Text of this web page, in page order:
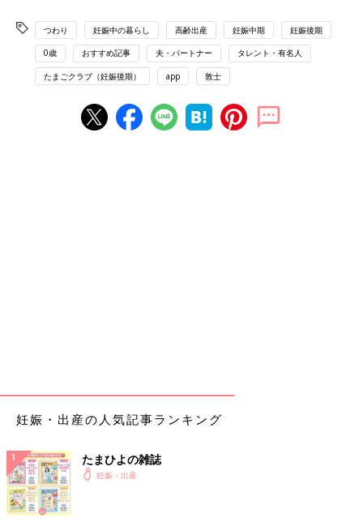
つわり 妊娠中の暮らし 高齢出産 妊娠中期 妊娠後期
0歳 おすすめ記事 夫・パートナー タレント・有名人
たまごクラブ（妊娠後期） app 敦士
妊娠・出産の人気記事ランキング
たまひよの雑誌
妊娠・出産